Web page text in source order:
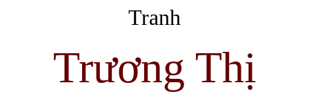
Tranh
Trương Thị